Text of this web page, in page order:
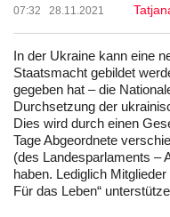
07:32 28.11.2021
In der Ukraine kann eine
Staatsmacht gebildet
gegeben hat – die
Durchsetzung der
Dies wird durch einen
Tage Abgeordnete
(des Landesparlaments –
haben. Lediglich
Für das Leben“